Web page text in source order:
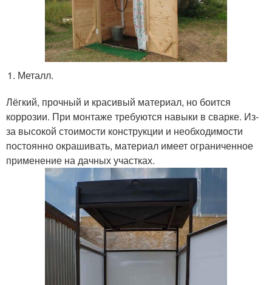
Металл.
Лёгкий, прочный и красивый материал, но боится
коррозии. При монтаже требуются навыки в сварке. Из-
за высокой стоимости конструкции и необходимости
постоянно окрашивать, материал имеет ограниченное
применение на дачных участках.